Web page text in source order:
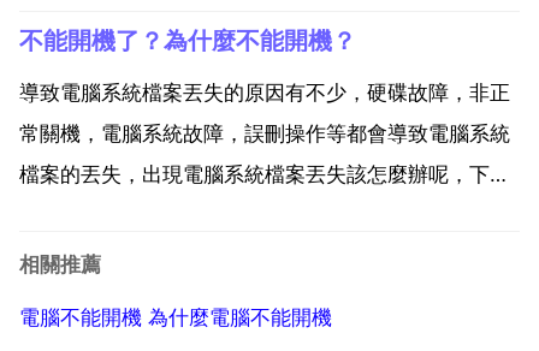
題且和插線板接觸良好。如果可以開機，也就是說裡面
的風扇都在轉動，但是顯示器沒有顯示，那麼這個時候
故障範圍就...
不能開機了？為什麼不能開機？
導致電腦系統檔案丟失的原因有不少，硬碟故障，非正
常關機，電腦系統故障，誤刪操作等都會導致電腦系統
檔案的丟失，出現電腦系統檔案丟失該怎麼辦呢，下面
統檔案丟失怎麼辦。1 如果是突然斷電導致的檔案丟
相關推薦
電腦不能開機 為什麼電腦不能開機